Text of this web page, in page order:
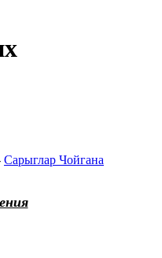
Сарыглар Чойгана